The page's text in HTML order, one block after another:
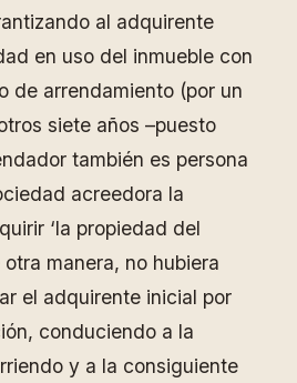
al adquirente
en uso del inmueble con
de arrendamiento (por un
siete años –puesto
también es persona
acreedora la
‘la propiedad del
manera, no hubiera
el adquirente inicial por
conduciendo a la
y a la consiguiente